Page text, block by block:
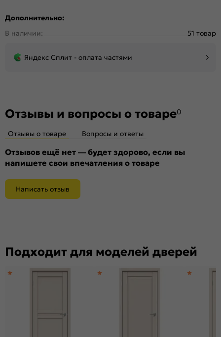
Дополнительно:
В наличии:
51 товар
Яндекс Сплит - оплата частями
Отзывы и вопросы о товаре0
Отзывы о товаре Вопросы и ответы
Отзывов ещё нет — будет здорово, если вы
напишете свои впечатления о товаре
Написать отзыв
Подходит для моделей дверей